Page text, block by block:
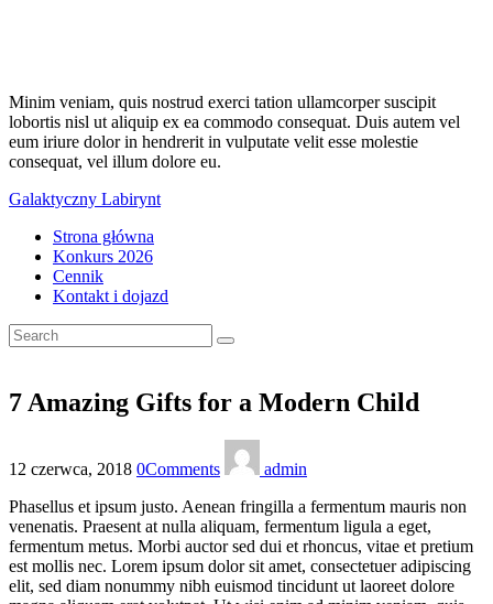
Minim veniam, quis nostrud exerci tation ullamcorper suscipit
lobortis nisl ut aliquip ex ea commodo consequat. Duis autem vel
eum iriure dolor in hendrerit in vulputate velit esse molestie
consequat, vel illum dolore eu.
Galaktyczny Labirynt
Strona główna
Konkurs 2026
Cennik
Kontakt i dojazd
7 Amazing Gifts for a Modern Child
12 czerwca, 2018 0Comments
admin
Phasellus et ipsum justo. Aenean fringilla a fermentum mauris non
venenatis. Praesent at nulla aliquam, fermentum ligula a eget,
fermentum metus. Morbi auctor sed dui et rhoncus, vitae et pretium
est mollis nec. Lorem ipsum dolor sit amet, consectetuer adipiscing
elit, sed diam nonummy nibh euismod tincidunt ut laoreet dolore